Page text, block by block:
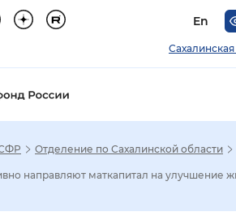
En
Отделение по Сахалинской области
направляют маткапитал на улучшение